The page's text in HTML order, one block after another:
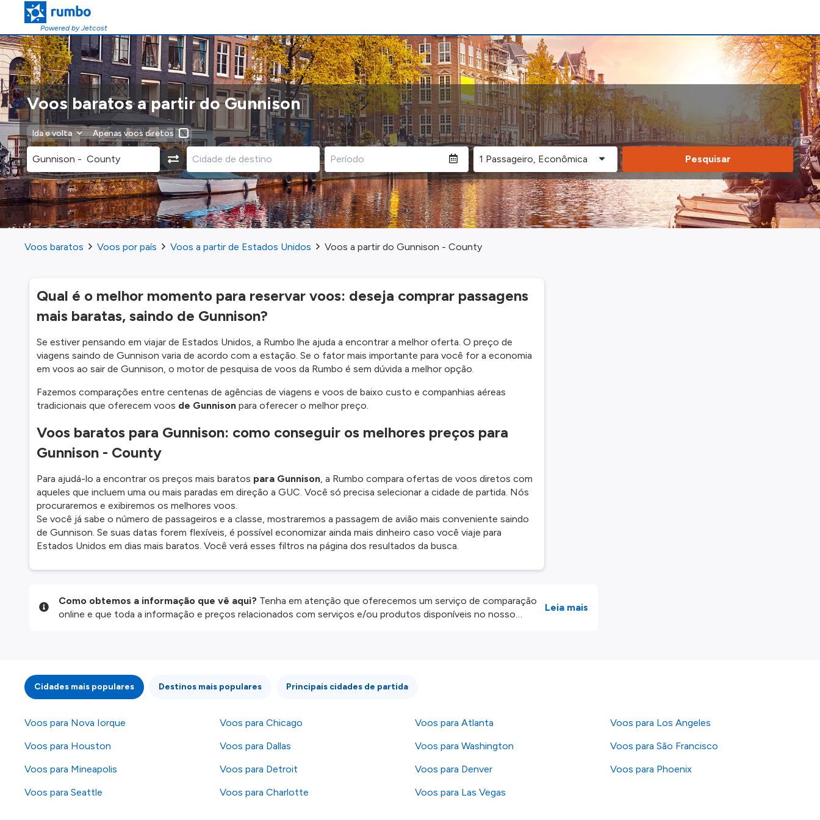
Powered by Jetcost
Voos baratos a partir do Gunnison
Ida e volta Apenas voos diretos
Pesquisar
Voos baratos Voos por país Voos a partir de Estados Unidos Voos a partir do Gunnison - County
Qual é o melhor momento para reservar voos: deseja comprar passagens
mais baratas, saindo de Gunnison?
Se estiver pensando em viajar de Estados Unidos, a Rumbo lhe ajuda a encontrar a melhor oferta. O preço de
viagens saindo de Gunnison varia de acordo com a estação. Se o fator mais importante para você for a economia
em voos ao sair de Gunnison, o motor de pesquisa de voos da Rumbo é sem dúvida a melhor opção.
Fazemos comparações entre centenas de agências de viagens e voos de baixo custo e companhias aéreas
tradicionais que oferecem voos de Gunnison para oferecer o melhor preço.
Voos baratos para Gunnison: como conseguir os melhores preços para
Gunnison - County
Para ajudá-lo a encontrar os preços mais baratos para Gunnison, a Rumbo compara ofertas de voos diretos com
aqueles que incluem uma ou mais paradas em direção a GUC. Você só precisa selecionar a cidade de partida. Nós
procuraremos e exibiremos os melhores voos.
Se você já sabe o número de passageiros e a classe, mostraremos a passagem de avião mais conveniente saindo
de Gunnison. Se suas datas forem flexíveis, é possível economizar ainda mais dinheiro caso você viaje para
Estados Unidos em dias mais baratos. Você verá esses filtros na página dos resultados da busca.
Como obtemos a informação que vê aqui? Tenha em atenção que oferecemos um serviço de comparação
online e que toda a informação e preços relacionados com serviços e/ou produtos disponíveis no nosso
Leia mais
Cidades mais populares Destinos mais populares Principais cidades de partida
Voos para Nova Iorque Voos para Chicago Voos para Atlanta
Voos para Los Angeles
Voos para Houston
Voos para Dallas Voos para Washington
Voos para São Francisco
Voos para Mineapolis
Voos para Detroit Voos para Denver
Voos para Phoenix
Voos para Seattle
Voos para Charlotte Voos para Las Vegas